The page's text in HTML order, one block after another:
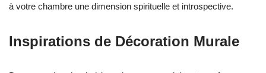
à votre chambre une dimension spirituelle et introspective.
Inspirations de Décoration Murale